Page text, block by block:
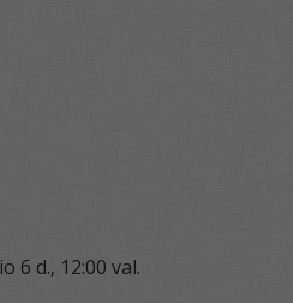
6 d., 12:00 val.